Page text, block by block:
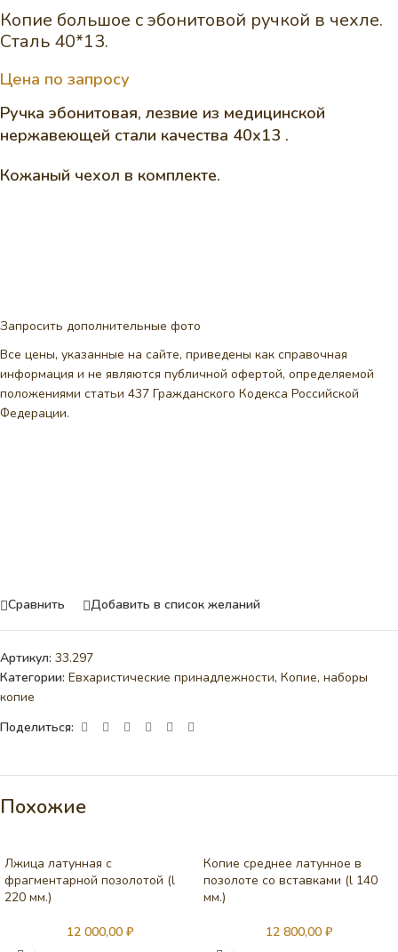
Копие большое с эбонитовой ручкой в чехле.
Сталь 40*13.
Цена по запросу
Ручка эбонитовая, лезвие из медицинской
нержавеющей стали качества 40х13 .
Кожаный чехол в комплекте.
Запросить дополнительные фото
Все цены, указанные на сайте, приведены как справочная
информация и не являются публичной офертой, определяемой
положениями статьи 437 Гражданского Кодекса Российской
Федерации.
Сравнить Добавить в список желаний
Артикул: 33.297
Категории: Евхаристические принадлежности, Копие, наборы
копие
Поделиться:
Похожие
Лжица латунная с
фрагментарной позолотой (l
220 мм.)
12 000,00 ₽
Копие среднее латунное в
позолоте со вставками (l 140
мм.)
12 800,00 ₽